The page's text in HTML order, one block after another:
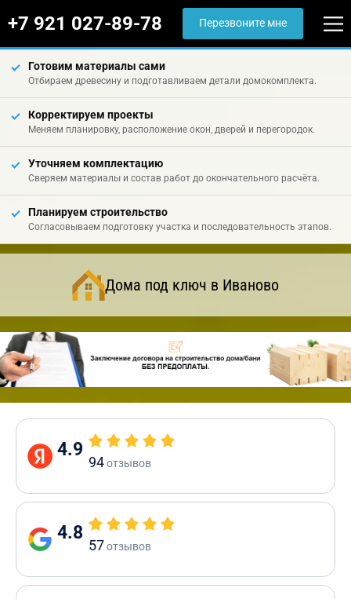
+7 921 027-89-78 Перезвоните мне
Готовим материалы сами
Отбираем древесину и подготавливаем детали домокомплекта.
Корректируем проекты
Меняем планировку, расположение окон, дверей и перегородок.
Уточняем комплектацию
Сверяем материалы и состав работ до окончательного расчёта.
Планируем строительство
Согласовываем подготовку участка и последовательность этапов.
Дома под ключ в Иваново
4.9
94отзывов
4.8
57отзывов